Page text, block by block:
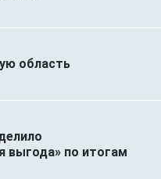
область
выгода» по итогам